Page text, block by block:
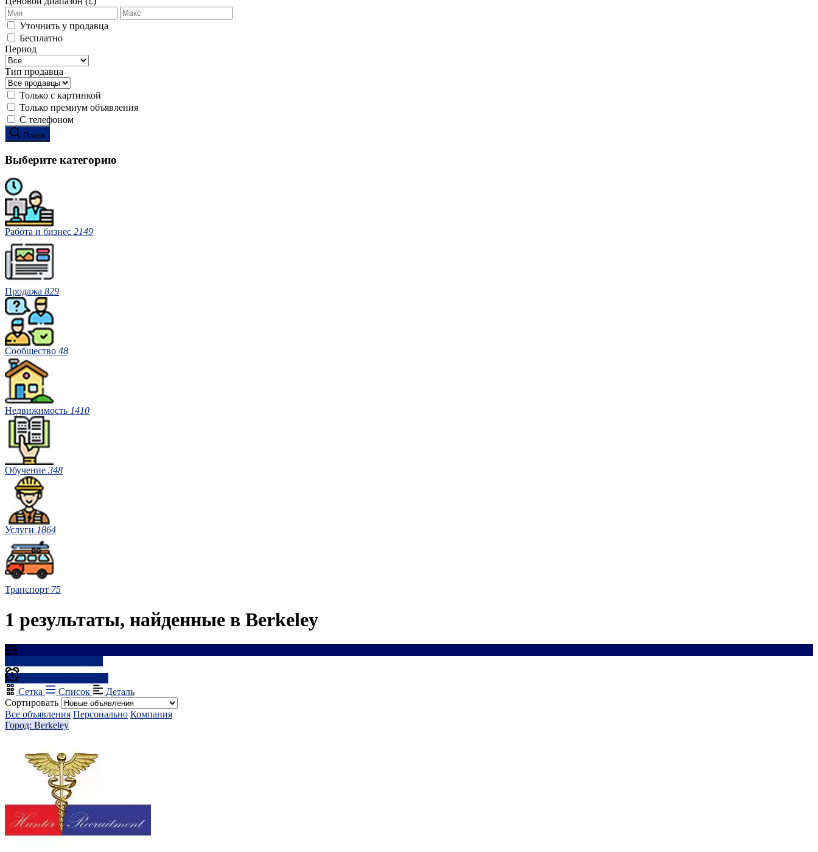
Уточнить у продавца
Бесплатно
Период
Тип продавца
Только с картинкой
Только премиум объявления
С телефоном
Поиск
Выберите категорию
Работа и бизнес 2149
Продажа 829
Сообщество 48
Недвижимость 1410
Обучение 348
Услуги 1864
Транспорт 75
1 результаты, найденные в Berkeley
Сетка
Список
Деталь
Сортировать
Все объявления Персонально Компания
Город: Berkeley